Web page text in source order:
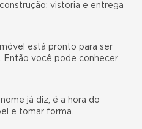
vistoria e entrega
está pronto para ser
Então você pode conhecer
já diz, é a hora do
e tomar forma.